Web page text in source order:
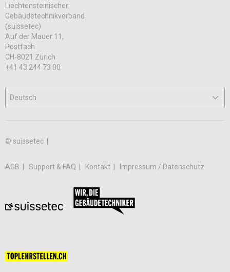
Liechtensteinischer
Gebäudetechnikverband
(suissetec)
Auf der Mauer 11,
Postfach
CH-8021 Zürich
+41 43 244 73 00
© suissetec |
AGB Support & FAQ Kontakt Impressum / Datenschutz